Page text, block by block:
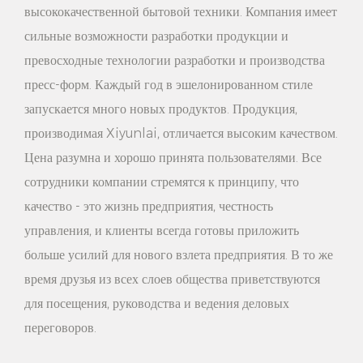
ежедневных потребностей.
изготовлена ​​из массива дерева, не выделяет вредных
веществ и безвредна для организма человека. Материал из
массива дерева обладает хорошими теплоизоляционными
характеристиками, может эффективно защищать одежду от
5. Гибкость настройки: эта вешалка для одежды
поддерживает услугу индивидуальной настройки: вы
можете выбрать различные материалы из массива дерева,
цвета и размеры в соответствии с вашими потребностями и
высококачественной бытовой техники. Компания имеет
сильные возможности разработки продукции и
превосходные технологии разработки и производства
пресс-форм. Каждый год в эшелонированном стиле
запускается много новых продуктов. Продукция,
производимая Xiyunlai, отличается высоким качеством.
Цена разумна и хорошо принята пользователями. Все
сотрудники компании стремятся к принципу, что
качество - это жизнь предприятия, честность
управления, и клиенты всегда готовы приложить
больше усилий для нового взлета предприятия. В то же
время друзья из всех слоев общества приветствуются
для посещения, руководства и ведения деловых
переговоров.